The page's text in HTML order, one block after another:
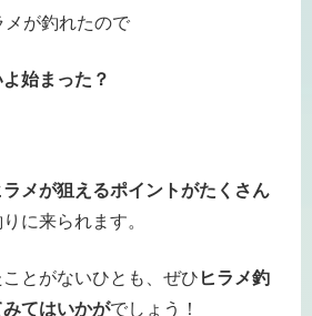
メが釣れたので
始まった？
メが狙えるポイントがたくさん
に来られます。
とがないひとも、ぜひ ヒラメ釣
てはいかがでしょう！